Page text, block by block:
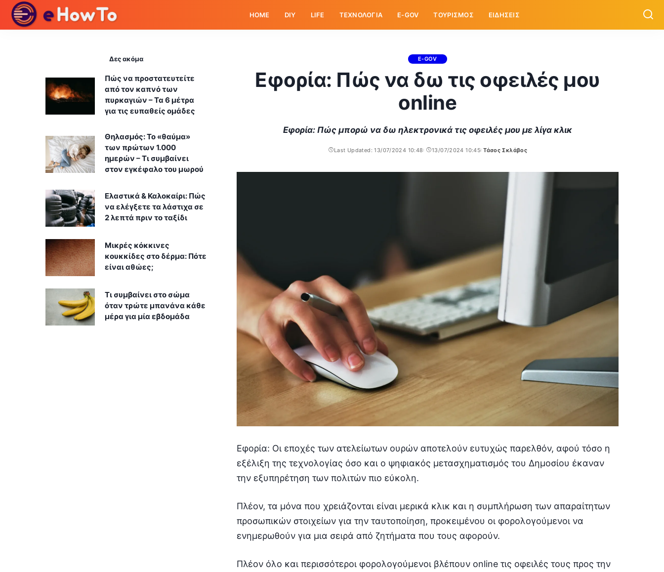
HOME DIY LIFE ΤΕΧΝΟΛΟΓΙΑ E-GOV ΤΟΥΡΙΣΜΟΣ ΕΙΔΗΣΕΙΣ
E-GOV
Εφορία: Πώς να δω τις οφειλές μου
online
Εφορία: Πώς μπορώ να δω ηλεκτρονικά τις οφειλές μου με λίγα κλικ
Last Updated: 13/07/2024 10:48 13/07/2024 10:45
Posted
Τάσος Σκλάβος
Εφορία: Οι εποχές των ατελείωτων ουρών αποτελούν ευτυχώς παρελθόν, αφού τόσο η
εξέλιξη της τεχνολογίας όσο και ο ψηφιακός μετασχηματισμός του Δημοσίου έκαναν
την εξυπηρέτηση των πολιτών πιο εύκολη.
Πλέον, τα μόνα που χρειάζονται είναι μερικά κλικ και η συμπλήρωση των απαραίτητων
προσωπικών στοιχείων για την ταυτοποίηση, προκειμένου οι φορολογούμενοι να
ενημερωθούν για μια σειρά από ζητήματα που τους αφορούν.
Πλέον όλο και περισσότεροι φορολογούμενοι βλέπουν online τις οφειλές τους προς την
Δες ακόμα
Πώς να προστατευτείτε
από τον καπνό των
πυρκαγιών – Τα 6 μέτρα
για τις ευπαθείς ομάδες
Θηλασμός: Το «θαύμα»
των πρώτων 1.000
ημερών – Τι συμβαίνει
στον εγκέφαλο του μωρού
Ελαστικά & Καλοκαίρι: Πώς
να ελέγξετε τα λάστιχα σε
2 λεπτά πριν το ταξίδι
Μικρές κόκκινες
κουκκίδες στο δέρμα: Πότε
είναι αθώες;
Τι συμβαίνει στο σώμα
όταν τρώτε μπανάνα κάθε
μέρα για μία εβδομάδα